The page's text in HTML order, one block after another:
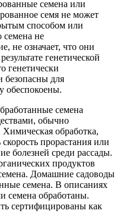
семена или
семя не может
способом или
семена не
не означает, что они
генетической
генетически
для
обеспокоены.
семена
обычно
обработка,
прорастания или
болезней среди рассады.
продуктов
Домашние садоводы
семена. В описаниях
семена обработаны.
сертифицированы как